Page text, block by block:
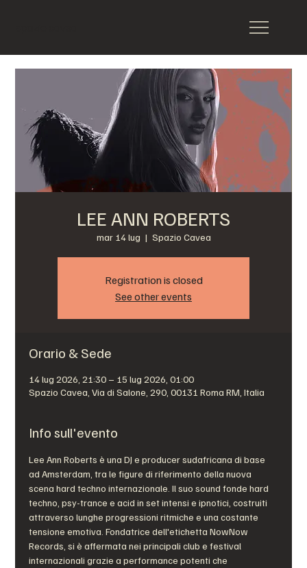
LEE ANN ROBERTS
mar 14 lug
  |
Spazio Cavea
Registration is closed
See other events
Orario & Sede
14 lug 2026, 21:30 – 15 lug 2026, 01:00
Spazio Cavea, Via di Salone, 290, 00131 Roma RM, Italia
Info sull'evento
Lee Ann Roberts è una DJ e producer sudafricana di base
ad Amsterdam, tra le figure di riferimento della nuova
scena hard techno internazionale. Il suo sound fonde hard
techno, psy-trance e acid in set intensi e ipnotici, costruiti
attraverso lunghe progressioni ritmiche e una costante
tensione emotiva. Fondatrice dell'etichetta NowNow
Records, si è affermata nei principali club e festival
internazionali grazie a performance potenti che